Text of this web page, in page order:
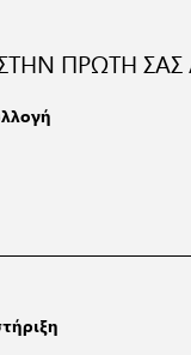
ΠΡΩΤΗ